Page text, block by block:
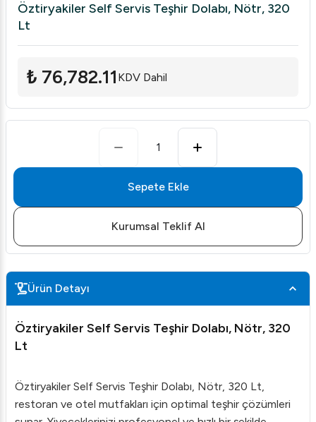
Öztiryakiler Self Servis Teşhir Dolabı, Nötr, 320
Lt
₺ 76,782.11 KDV Dahil
1
Sepete Ekle
Kurumsal Teklif Al
Ürün Detayı
Öztiryakiler Self Servis Teşhir Dolabı, Nötr, 320
Lt
Öztiryakiler Self Servis Teşhir Dolabı, Nötr, 320 Lt,
restoran ve otel mutfakları için optimal teşhir çözümleri